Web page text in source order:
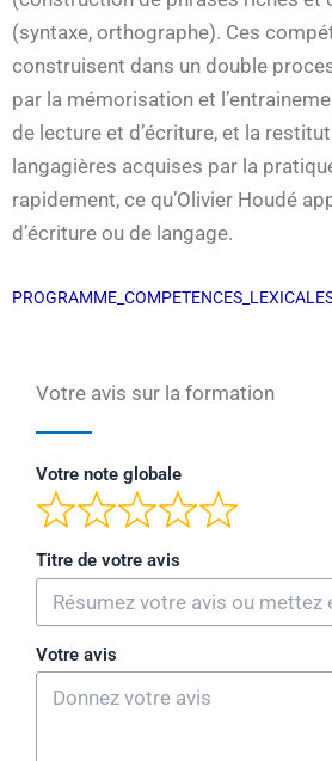
(syntaxe, orthographe). Ces
construisent dans un double
par la mémorisation et
de lecture et d’écriture, et la
langagières acquises par la
rapidement, ce qu’Olivier Houdé
d’écriture ou de langage.
Votre avis sur la formation
Votre note globale
Titre de votre avis
Votre avis